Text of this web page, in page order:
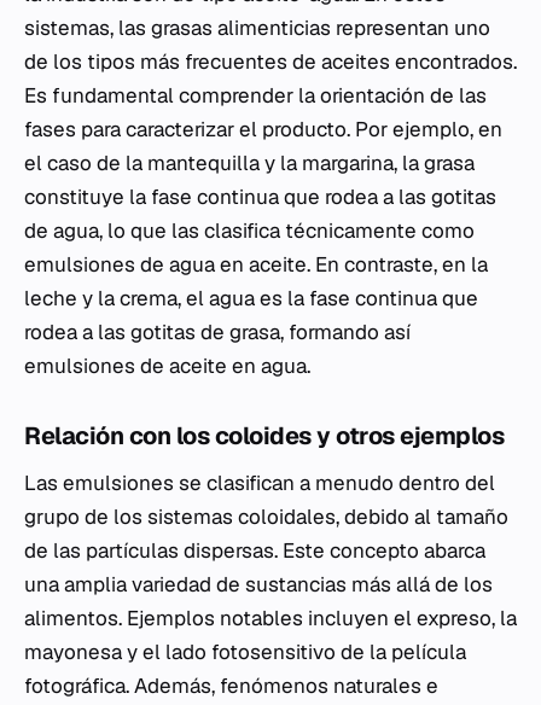
sistemas, las grasas alimenticias representan uno
de los tipos más frecuentes de aceites encontrados.
Es fundamental comprender la orientación de las
fases para caracterizar el producto. Por ejemplo, en
el caso de la mantequilla y la margarina, la grasa
constituye la fase continua que rodea a las gotitas
de agua, lo que las clasifica técnicamente como
emulsiones de agua en aceite. En contraste, en la
leche y la crema, el agua es la fase continua que
rodea a las gotitas de grasa, formando así
emulsiones de aceite en agua.
Relación con los coloides y otros ejemplos
Las emulsiones se clasifican a menudo dentro del
grupo de los sistemas coloidales, debido al tamaño
de las partículas dispersas. Este concepto abarca
una amplia variedad de sustancias más allá de los
alimentos. Ejemplos notables incluyen el expreso, la
mayonesa y el lado fotosensitivo de la película
fotográfica. Además, fenómenos naturales e